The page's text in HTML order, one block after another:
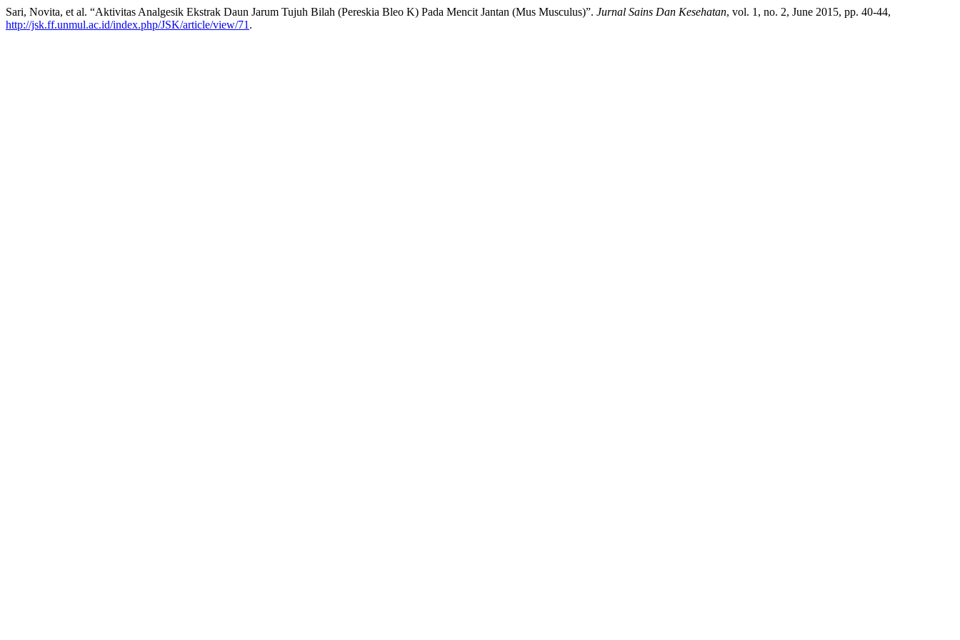
Sari, Novita, et al. “Aktivitas Analgesik Ekstrak Daun Jarum Tujuh Bilah (Pereskia Bleo K) Pada Mencit Jantan (Mus Musculus)”. Jurnal Sains Dan Kesehatan, vol. 1, no. 2, June 2015, pp. 40-44,
http://jsk.ff.unmul.ac.id/index.php/JSK/article/view/71 .